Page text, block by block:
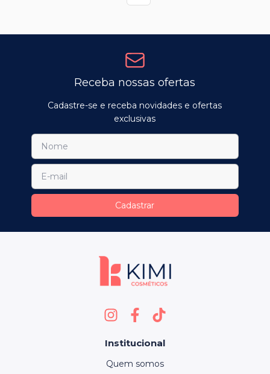
Receba nossas ofertas
Cadastre-se e receba novidades e ofertas
exclusivas
Institucional
Quem somos